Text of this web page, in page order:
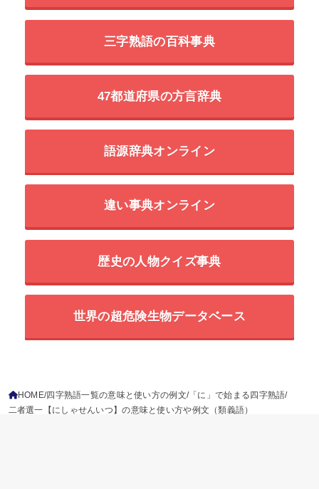
三字熟語の百科事典
47都道府県の方言辞典
語源辞典オンライン
違い事典オンライン
歴史の人物クイズ事典
世界の超危険生物データベース
HOME 四字熟語一覧の意味と使い方の例文 「に」で始まる四字熟語
二者選一【にしゃせんいつ】の意味と使い方や例文（類義語）